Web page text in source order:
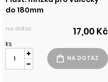
do 180mm
na dotaz 17,00 Kč
ks